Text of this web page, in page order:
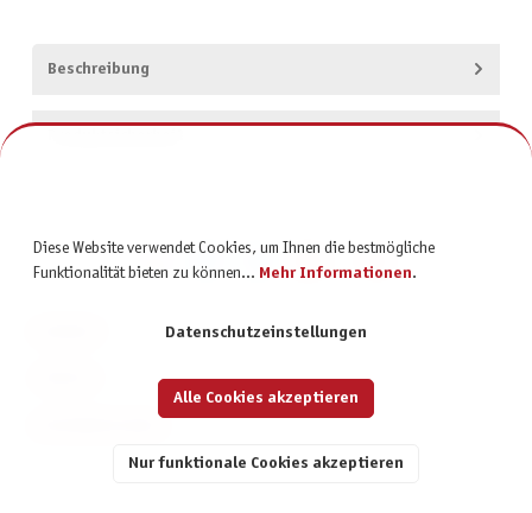
Beschreibung
Diese Website verwendet Cookies, um Ihnen die bestmögliche
Funktionalität bieten zu können... Mehr Informationen.
Datenschutzeinstellungen
Nur funktionale Cookies akzeptieren
Alle Cookies akzeptieren